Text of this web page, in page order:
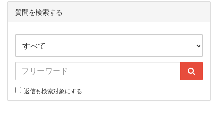
質問を検索する
返信も検索対象にする